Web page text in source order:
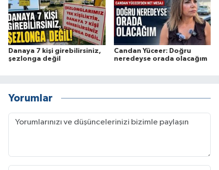
Danaya 7 kişi girebilirsiniz,
şezlonga değil
Candan Yüceer: Doğru
neredeyse orada olacağım
Yorumlar